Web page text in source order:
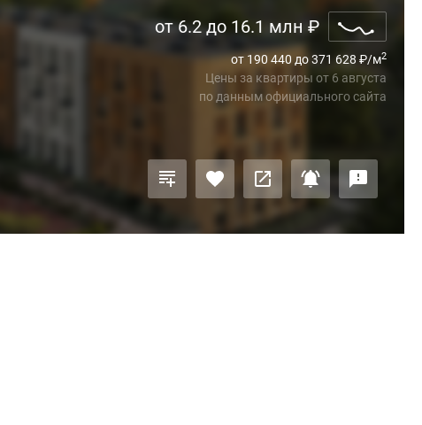
от 6.2 до 16.1 млн ₽
от 190 440 до 371 628 ₽/м2
Цены за квартиры от 6 августа
по данным официального сайта